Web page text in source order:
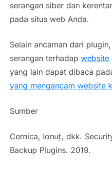
serangan siber dan
pada situs web Anda.
Selain ancaman dari
serangan terhadap website
yang lain dapat dibaca
yang mengancam website
Sumber
Cernica, Ionuț, dkk.
Backup Plugins. 2019.